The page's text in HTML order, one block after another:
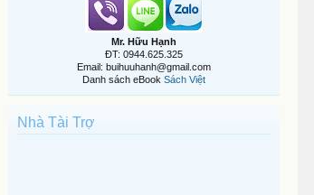
Mr. Hữu Hạnh
ĐT: 0944.625.325
Email: buihuuhanh@gmail.com
Danh sách eBook Sách Việt
Nhà Tài Trợ